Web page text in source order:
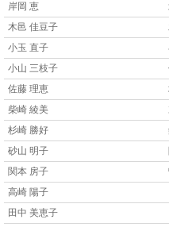
岸岡 恵
木邑 佳豆子
小玉 直子
小山 三枝子
佐藤 理恵
柴崎 綾美
杉崎 勝好
砂山 明子
関本 房子
高崎 陽子
田中 美恵子